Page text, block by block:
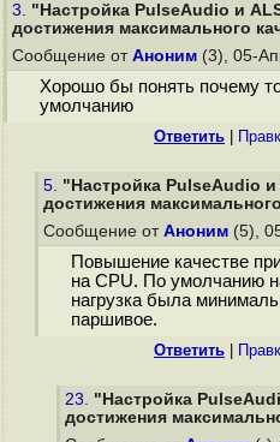
3. "Настройка PulseAudio и
достижения максимального
Сообщение от Аноним (3), 05-
Хорошо бы понять почему
умолчанию
Ответить
5. "Настройка PulseAudio и
достижения
Сообщение от Аноним (5),
Повышение качестве
на CPU. По умолчанию
нагрузка была
паршивое.
Ответить
23. "Настройка
достижения